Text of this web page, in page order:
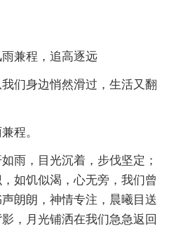
兼程，追高逐远
们身边悄然滑过，生活又翻
程。
雨，目光沉着，步伐坚定；
如饥似渴，心无旁，我们曾
朗朗，神情专注，晨曦目送
，月光铺洒在我们急急返回